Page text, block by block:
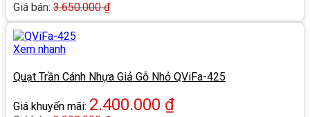
Giá bán: 3.650.000₫
Xem nhanh
Quạt Trần Cánh Nhựa Giả Gỗ Nhỏ QViFa-425
Giá khuyến mãi: 2.400.000 ₫